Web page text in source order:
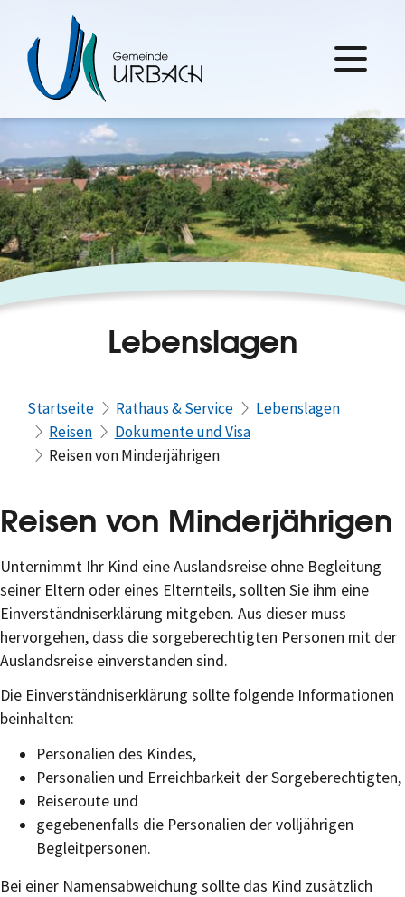
Lebenslagen
Startseite Rathaus & Service
Lebenslagen
Reisen
Dokumente und Visa
Reisen von Minderjährigen
Reisen von Minderjährigen
Unternimmt Ihr Kind eine Auslandsreise ohne Begleitung
seiner Eltern oder eines Elternteils, sollten Sie ihm eine
Einverständniserklärung mitgeben. Aus dieser muss
hervorgehen, dass die sorgeberechtigten Personen mit der
Auslandsreise einverstanden sind.
Die Einverständniserklärung sollte folgende Informationen
beinhalten:
Personalien des Kindes,
Personalien und Erreichbarkeit der Sorgeberechtigten,
Reiseroute und
gegebenenfalls die Personalien der volljährigen
Begleitpersonen.
Bei einer Namensabweichung sollte das Kind zusätzlich